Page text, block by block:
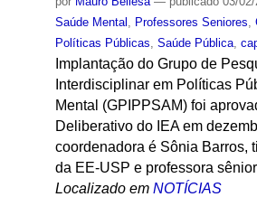
Saúde Mental
Professores Seniores
Políticas Públicas Saúde Pública,
Implantação do Grupo de
Interdisciplinar em Políticas
Mental (GPIPPSAM) foi
Deliberativo do IEA em
coordenadora é Sônia Barros,
da EE-USP e professora
Localizado em NOTÍCIAS